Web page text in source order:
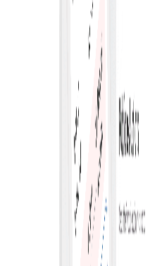
נתוני הצעות מאוחדים
ומעודד תחרות—למחירים טובים
מכירות פומביות מקבילות
במקביל—להגברת תחרות,
גלו את השוק שלנו